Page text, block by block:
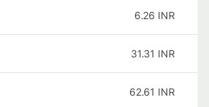
6.26 INR
31.31 INR
62.61 INR